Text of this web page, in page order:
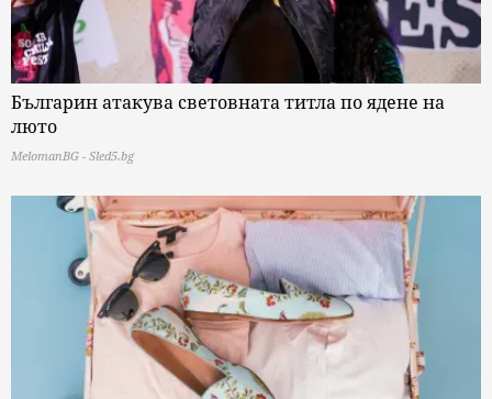
Българин атакува световната титла по ядене на
люто
MelomanBG - Sled5.bg